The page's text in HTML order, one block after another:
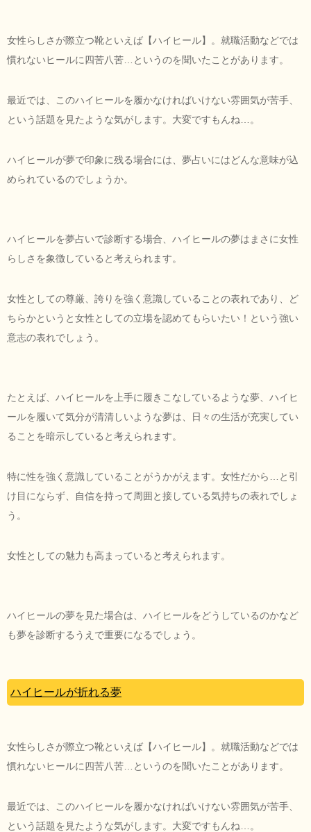
女性らしさが際立つ靴といえば【ハイヒール】。就職活動などでは
慣れないヒールに四苦八苦…というのを聞いたことがあります。
最近では、このハイヒールを履かなければいけない雰囲気が苦手、
という話題を見たような気がします。大変ですもんね…。
ハイヒールが夢で印象に残る場合には、夢占いにはどんな意味が込
められているのでしょうか。
ハイヒールを夢占いで診断する場合、ハイヒールの夢はまさに女性
らしさを象徴していると考えられます。
女性としての尊厳、誇りを強く意識していることの表れであり、ど
ちらかというと女性としての立場を認めてもらいたい！という強い
意志の表れでしょう。
たとえば、ハイヒールを上手に履きこなしているような夢、ハイヒ
ールを履いて気分が清清しいような夢は、日々の生活が充実してい
ることを暗示していると考えられます。
特に性を強く意識していることがうかがえます。女性だから…と引
け目にならず、自信を持って周囲と接している気持ちの表れでしょ
う。
女性としての魅力も高まっていると考えられます。
ハイヒールの夢を見た場合は、ハイヒールをどうしているのかなど
も夢を診断するうえで重要になるでしょう。
ハイヒールが折れる夢
女性らしさが際立つ靴といえば【ハイヒール】。就職活動などでは
慣れないヒールに四苦八苦…というのを聞いたことがあります。
最近では、このハイヒールを履かなければいけない雰囲気が苦手、
という話題を見たような気がします。大変ですもんね…。